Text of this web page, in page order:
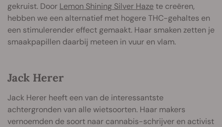
gekruist. Door Lemon Shining Silver Hazete creëren,
hebben we een alternatief met hogere THC-gehaltes en
een stimulerender effect gemaakt. Haar smaken zetten je
smaakpapillen daarbij meteen in vuur en vlam.
Jack Herer
Jack Herer heeft een van de interessantste
achtergronden van alle wietsoorten. Haar makers
vernoemden de soort naar cannabis-schrijver en activist